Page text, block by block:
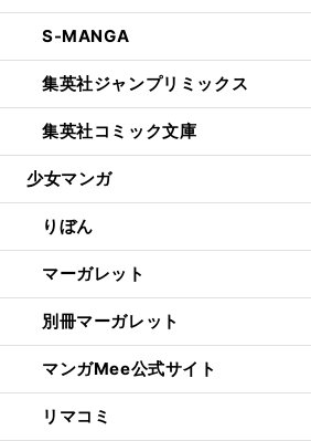
S-MANGA
集英社ジャンプリミックス
集英社コミック文庫
少女マンガ
りぼん
マーガレット
別冊マーガレット
マンガMee公式サイト
リマコミ